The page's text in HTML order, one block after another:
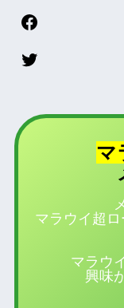
マ
マラウイ超
マラウ
興味